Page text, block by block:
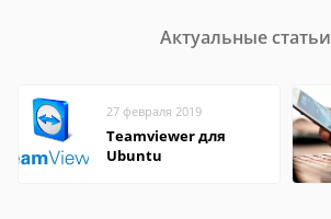
Актуальные статьи
27 февраля 2019
Teamviewer для
Ubuntu